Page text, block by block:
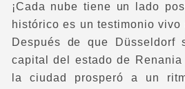
¡Cada nube tiene un lado
histórico es un testimonio vivo
Después de que Düsseldorf
capital del estado de Renania
la ciudad prosperó a un